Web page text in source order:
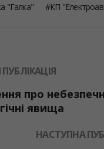
"Галка" КП
про
явища
НАСТУПНА